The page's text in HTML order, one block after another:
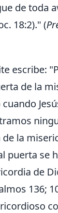
de toda
18:2)." (
escribe:
de la
la
puerta se
de
136;